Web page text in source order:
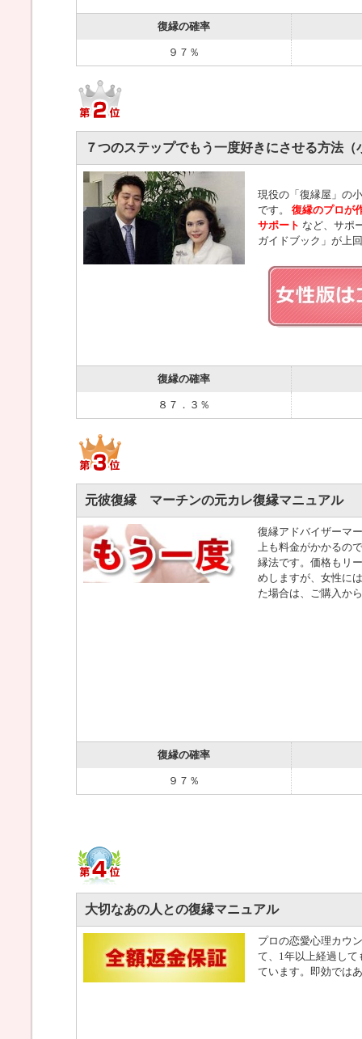
復縁の確率
９７％
７つのステップでもう一度好きにさせる方法（
現役の「復縁屋」の
です。
復縁のプロが
サポート など、サポ
ガイドブック」が上
復縁の確率
８７．３％
元彼復縁 マーチンの元カレ復縁マニュアル
復縁アドバイザーマ
上も料金がかかるの
縁法です。価格もリ
めしますが、女性に
た場合は、ご購入か
復縁の確率
９７％
大切なあの人との復縁マニュアル
プロの恋愛心理カウ
て、1年以上経過し
ています。即効では